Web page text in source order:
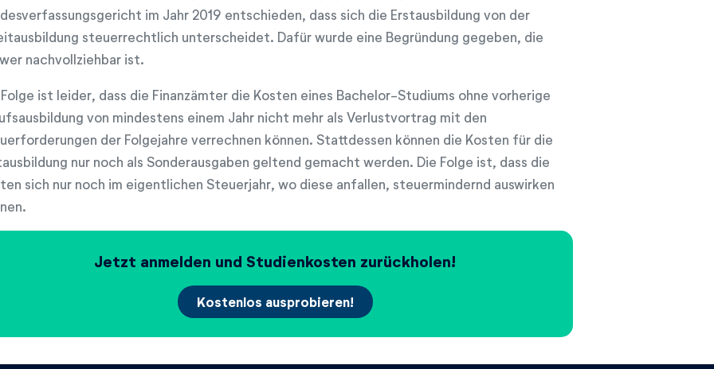
im Jahr 2019 entschieden, dass sich die Erstausbildung von der
steuerrechtlich unterscheidet. Dafür wurde eine Begründung gegeben, die
nachvollziehbar ist.
ist leider, dass die Finanzämter die Kosten eines Bachelor-Studiums ohne vorherige
von mindestens einem Jahr nicht mehr als Verlustvortrag mit den
der Folgejahre verrechnen können. Stattdessen können die Kosten für die
nur noch als Sonderausgaben geltend gemacht werden. Die Folge ist, dass die
sich nur noch im eigentlichen Steuerjahr, wo diese anfallen, steuermindernd auswirken
Jetzt anmelden und Studienkosten zurückholen!
Kostenlos ausprobieren!